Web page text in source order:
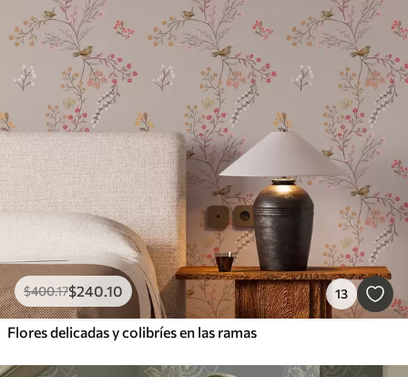
$400.17$240.10 13
Flores delicadas y colibríes en las ramas